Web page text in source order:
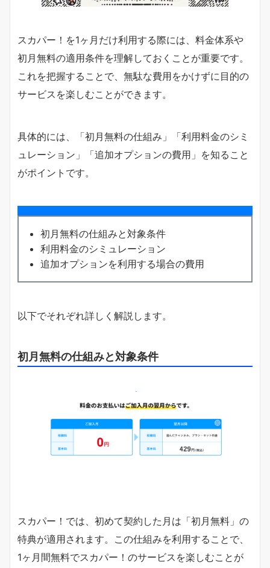
スカパー！を1ヶ月だけ利用する際には、料金体系や
初月無料の適用条件を理解しておくことが重要です。
これを把握することで、無駄な費用をかけずに目的の
サービスを楽しむことができます。
具体的には、「初月無料の仕組み」「利用料金のシミ
ュレーション」「追加オプションの費用」を知ること
がポイントです。
初月無料の仕組みと対象条件
利用料金のシミュレーション
追加オプションを利用する場合の費用
以下でそれぞれ詳しく解説します。
初月無料の仕組みと対象条件
スカパー！では、初めて契約した月は「初月無料」の
特典が適用されます。この仕組みを利用することで、
1ヶ月間無料でスカパー！のサービスを楽しむことが